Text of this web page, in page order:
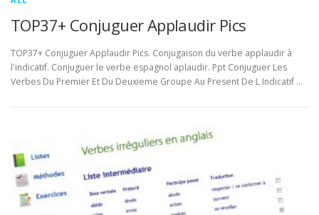
TOP37+ Conjuguer Applaudir Pics
TOP37+ Conjuguer Applaudir Pics. Conjugaison du verbe applaudir à
l'indicatif. Conjuguer le verbe espagnol aplaudir. Ppt Conjuguer Les
Verbes Du Premier Et Du Deuxieme Groupe Au Present De L Indicatif …